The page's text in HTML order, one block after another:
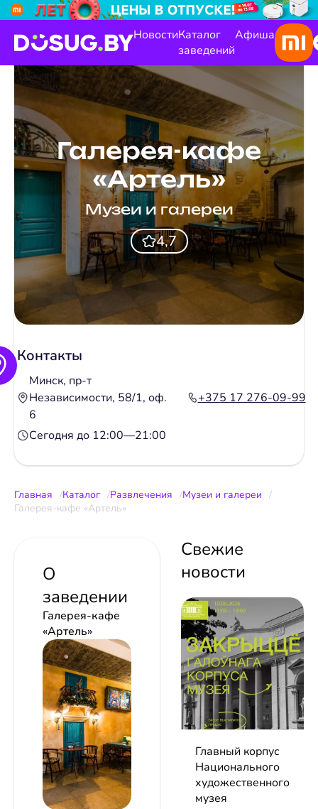
НовостиКаталог
заведений
Афиша
Галерея-кафе
«Артель»
Музеи и галереи
4,7
Контакты
Минск, пр-т
Независимости, 58/1, оф.
6
+375 17 276-09-99
Сегодня до 12:00—21:00
Главная Каталог Развлечения
Музеи и галереи
Галерея-кафе «Артель»
О
заведении
Галерея-кафе
«Артель»
Свежие
новости
Главный корпус
Национального
художественного
музея